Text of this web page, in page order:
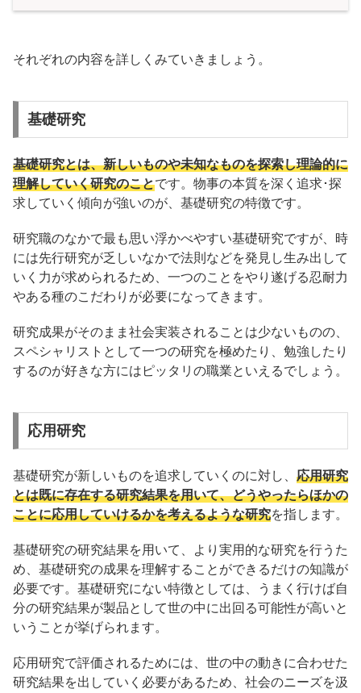
それぞれの内容を詳しくみていきましょう。
基礎研究
基礎研究とは、新しいものや未知なものを探索し理論的に
理解していく研究のことです。物事の本質を深く追求･探
求していく傾向が強いのが、基礎研究の特徴です。
研究職のなかで最も思い浮かべやすい基礎研究ですが、時
には先行研究が乏しいなかで法則などを発見し生み出して
いく力が求められるため、一つのことをやり遂げる忍耐力
やある種のこだわりが必要になってきます。
研究成果がそのまま社会実装されることは少ないものの、
スペシャリストとして一つの研究を極めたり、勉強したり
するのが好きな方にはピッタリの職業といえるでしょう。
応用研究
基礎研究が新しいものを追求していくのに対し、 応用研究
とは既に存在する研究結果を用いて、どうやったらほかの
ことに応用していけるかを考えるような研究を指します。
基礎研究の研究結果を用いて、より実用的な研究を行うた
め、基礎研究の成果を理解することができるだけの知識が
必要です。基礎研究にない特徴としては、うまく行けば自
分の研究結果が製品として世の中に出回る可能性が高いと
いうことが挙げられます。
応用研究で評価されるためには、世の中の動きに合わせた
研究結果を出していく必要があるため、社会のニーズを汲